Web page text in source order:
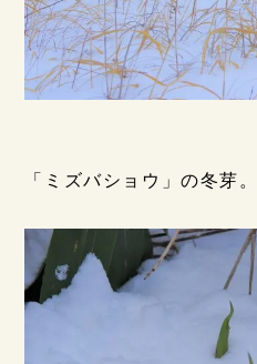
「ミズバショウ」の冬芽。